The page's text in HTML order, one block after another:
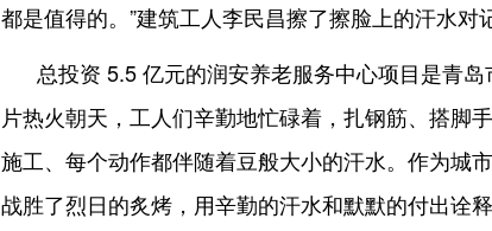
都是值得的。”建筑工人李民昌擦了擦脸上的汗水对
总投资 5.5 亿元的润安养老服务中心项目是青
片热火朝天，工人们辛勤地忙碌着，扎钢筋、搭
施工、每个动作都伴随着豆般大小的汗水。作为城
战胜了烈日的炙烤，用辛勤的汗水和默默的付出诠